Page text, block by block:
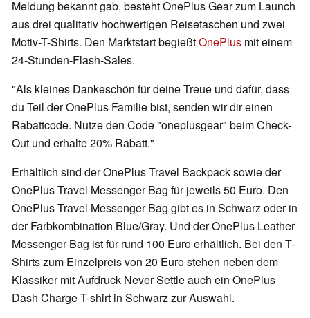
Meldung bekannt gab, besteht OnePlus Gear zum Launch
aus drei qualitativ hochwertigen Reisetaschen und zwei
Motiv-T-Shirts. Den Marktstart begießtOnePlus mit einem
24-Stunden-Flash-Sales.
"Als kleines Dankeschön für deine Treue und dafür, dass
du Teil der OnePlus Familie bist, senden wir dir einen
Rabattcode. Nutze den Code "oneplusgear" beim Check-
Out und erhalte 20% Rabatt."
Erhältlich sind der OnePlus Travel Backpack sowie der
OnePlus Travel Messenger Bag für jeweils 50 Euro. Den
OnePlus Travel Messenger Bag gibt es in Schwarz oder in
der Farbkombination Blue/Gray. Und der OnePlus Leather
Messenger Bag ist für rund 100 Euro erhältlich. Bei den T-
Shirts zum Einzelpreis von 20 Euro stehen neben dem
Klassiker mit Aufdruck Never Settle auch ein OnePlus
Dash Charge T-shirt in Schwarz zur Auswahl.